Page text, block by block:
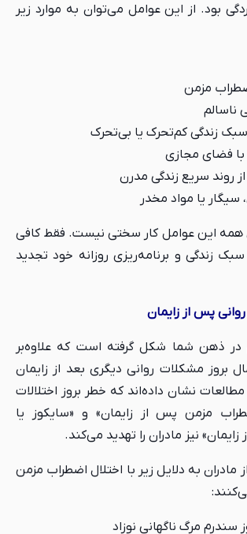
بود. از این عوامل می‌توان به موارد زیر
مزمن
ناسالم
زندگی کم‌تحرک یا بی‌تحرک
با فضای مجازی
روند سریع زندگی مدرن
یا مواد مخدر
همه این عوامل کار سختی نیست. فقط کافی
زندگی و برنامه‌ریزی روزانه خود تجدید
پس از زایمان
در ذهن شما شکل گرفته است که علاوه‌بر
بروز مشکلات روانی دیگری بعد از زایمان
نشان داده‌اند که خطر بروز اختلالات
مزمن پس از زایمان» و «سایکوز یا
نیز مادران را تهدید می‌کند.
مادران به دلایل زیر با اختلال اضطراب مزمن
سندرم مرگ ناگهانی نوزاد